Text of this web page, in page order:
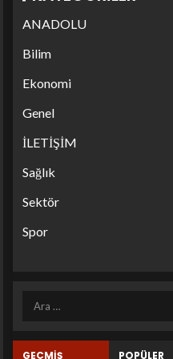
ANADOLU
Bilim
Ekonomi
Genel
İLETİŞİM
Sağlık
Sektör
Spor
GEÇMİŞ POPÜLER